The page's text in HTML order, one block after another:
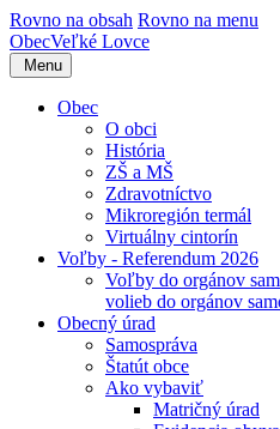
Rovno na obsah Rovno na menu
ObecVeľké Lovce
Menu
Obec
O obci
História
ZŠ a MŠ
Zdravotníctvo
Mikroregión termál
Virtuálny cintorín
Voľby - Referendum 2026
Voľby do orgánov
volieb do orgánov
Obecný úrad
Samospráva
Štatút obce
Ako vybaviť
Matričný úrad